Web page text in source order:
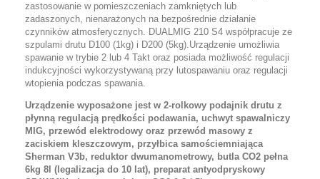
zastosowanie w pomieszczeniach zamkniętych lub
zadaszonych, nienarażonych na bezpośrednie działanie
czynników atmosferycznych. DUALMIG 210 S4 współpracuje ze
szpulami drutu D100 (1kg) i D200 (5kg).Urządzenie umożliwia
spawanie w trybie 2 lub 4 Takt oraz posiada możliwość regulacji
indukcyjności wykorzystywaną przy lutospawaniu oraz regulacji
wtopienia podczas spawania.
Urządzenie wyposażone jest w 2-rolkowy podajnik drutu z
płynną regulacją prędkości podawania, uchwyt spawalniczy
MIG, przewód elektrodowy oraz przewód masowy z
zaciskiem kleszczowym, przyłbica samościemniająca
Sherman V3b, reduktor dwumanometrowy, butla CO2 pełna
6kg 8l (legalizacja do 10 lat), preparat antyodpryskowy